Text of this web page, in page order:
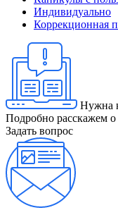
Индивидуально
Коррекционная
Нужна
Подробно расскажем о
Задать вопрос